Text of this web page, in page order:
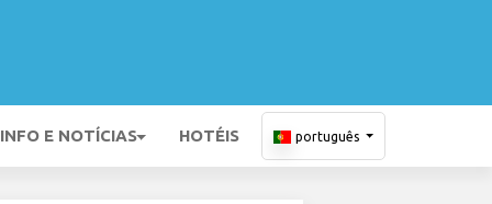
INFO E NOTÍCIAS HOTÉIS português